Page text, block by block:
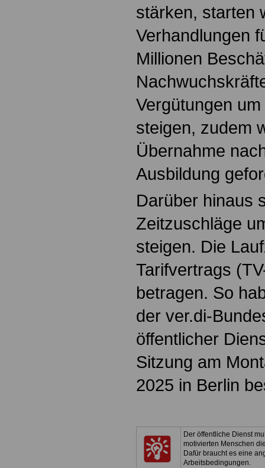
stärken, starten
Verhandlungen
Millionen
Vergütungen
steigen, zudem
Übernahme
Ausbildung
Darüber hinaus
Zeitzuschläge
steigen. Die
Tarifvertrags
betragen. So
der ver.di-
öffentlicher
Sitzung am
2025 in Berlin
Der öffentliche Dienst
motivierten Menschen
Dafür braucht es eine
Arbeitsbedingungen.